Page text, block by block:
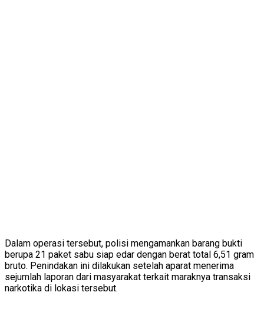
Dalam operasi tersebut, polisi mengamankan barang bukti
berupa 21 paket sabu siap edar dengan berat total 6,51 gram
bruto. Penindakan ini dilakukan setelah aparat menerima
sejumlah laporan dari masyarakat terkait maraknya transaksi
narkotika di lokasi tersebut.